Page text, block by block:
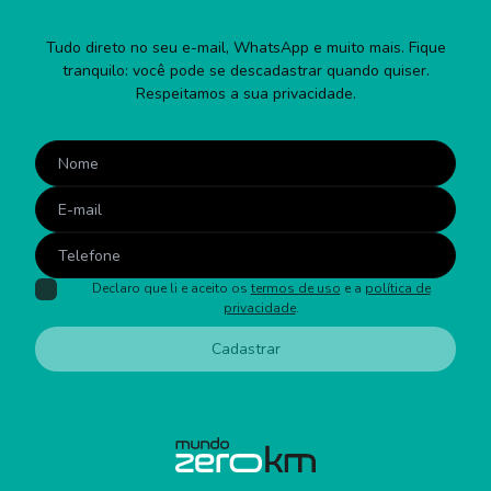
Tudo direto no seu e-mail, WhatsApp e muito mais. Fique
tranquilo: você pode se descadastrar quando quiser.
Respeitamos a sua privacidade.
Declaro que li e aceito os termos de uso e a política de
privacidade.
Cadastrar